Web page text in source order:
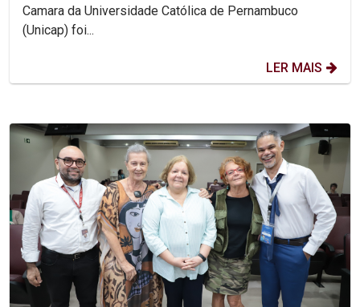
Camara da Universidade Católica de Pernambuco
(Unicap) foi...
LER MAIS